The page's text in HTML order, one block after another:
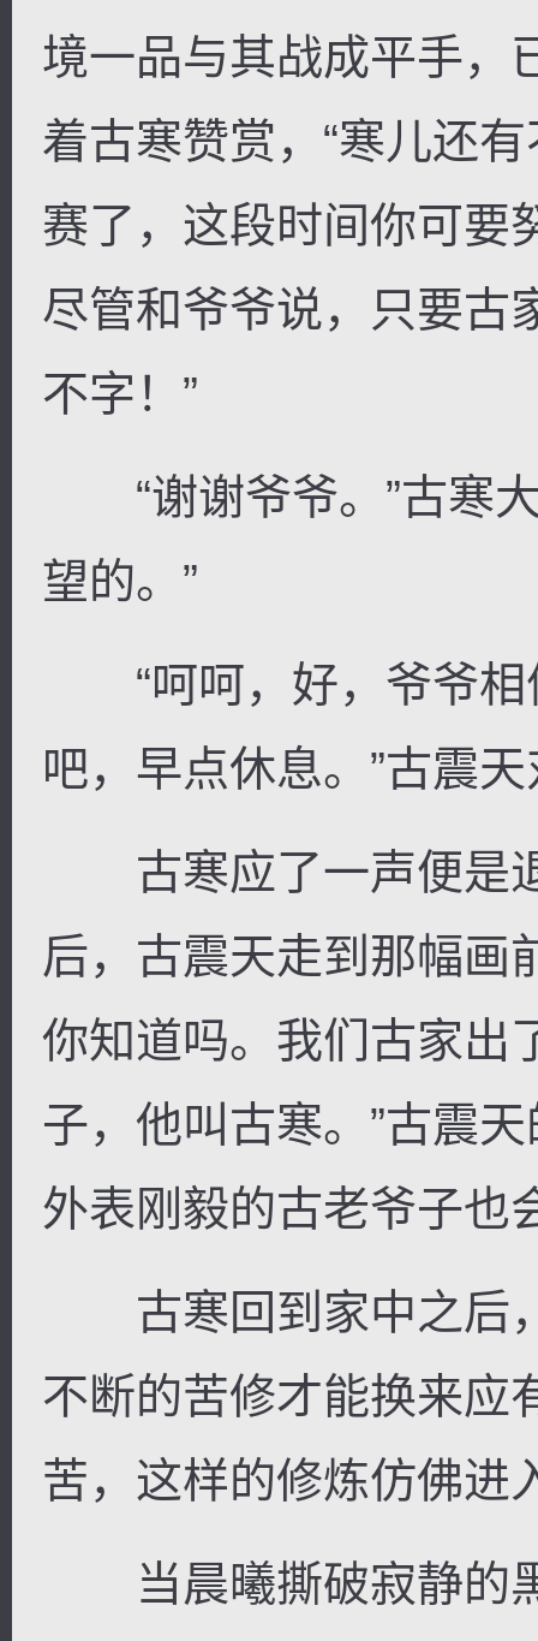
境一品与其战成平手，
着古寒赞赏，“寒儿还
赛了，这段时间你可要
尽管和爷爷说，只要古
不字！”
“谢谢爷爷。”古寒大
望的。”
“呵呵，好，爷爷相
吧，早点休息。”古震
古寒应了一声便是
后，古震天走到那幅画
你知道吗。我们古家出
子，他叫古寒。”古震
外表刚毅的古老爷子也
古寒回到家中之后
不断的苦修才能换来应
苦，这样的修炼仿佛进
当晨曦撕破寂静的